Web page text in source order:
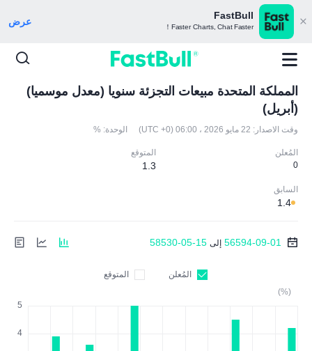
FastBull
Faster Charts, Chat Faster！ عرض
المملكة المتحدة مبيعات التجزئة سنويا (معدل موسميا)
(أبريل)
وقت الاصدار: 22 مايو 2026 ، 06:00 (UTC +0) الوحدة: %
المُعلن
0
المتوقع
1.3
السابق
1.4
56594-09-01 إلى 58530-05-15
المُعلن
المتوقع
(%)